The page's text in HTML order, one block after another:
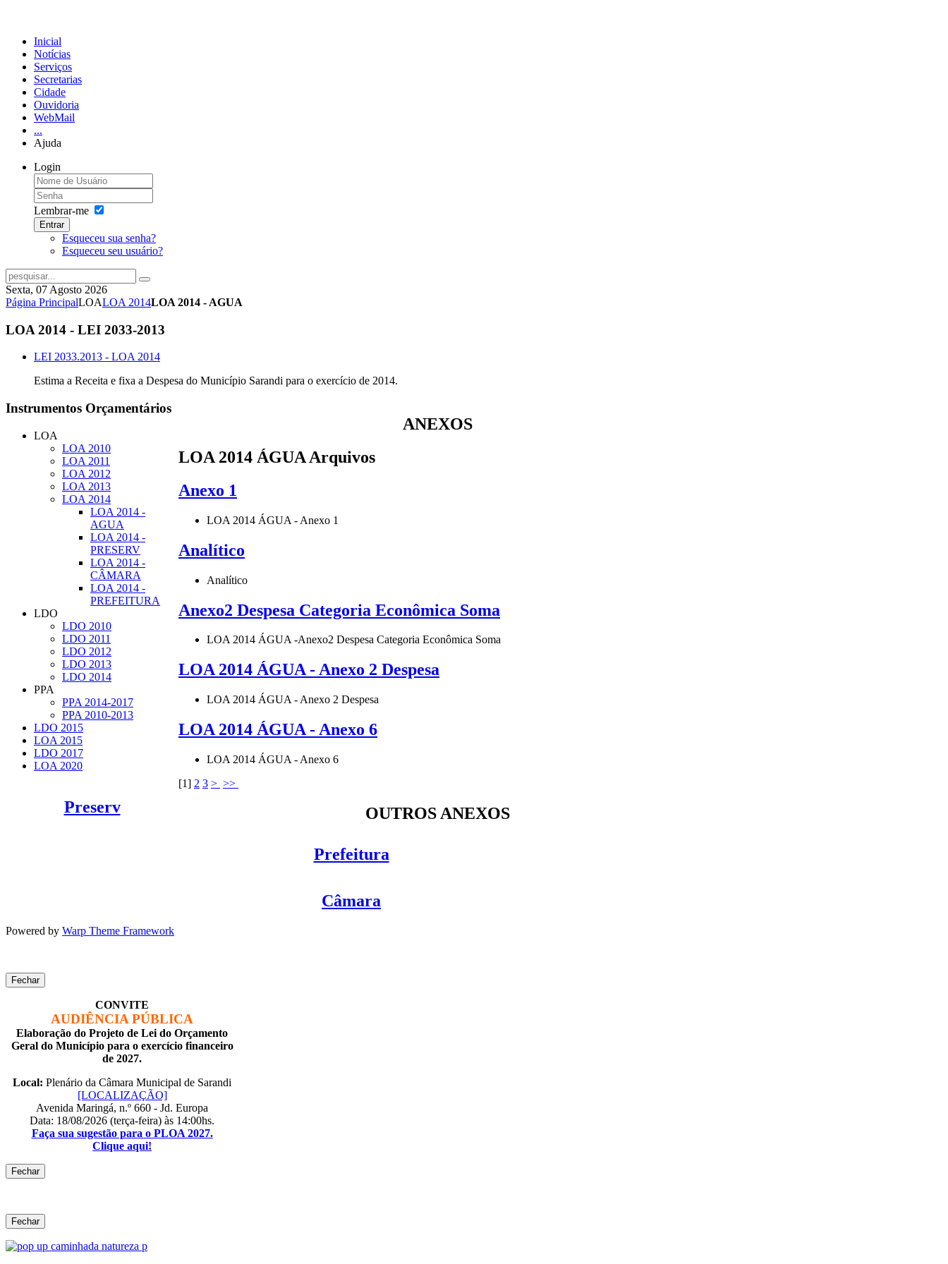
Inicial
Notícias
Serviços
Secretarias
Cidade
Ouvidoria
WebMail
...
Ajuda
Login
Lembrar-me
Entrar
Esqueceu sua senha?
Esqueceu seu usuário?
Sexta, 07 Agosto 2026
Página PrincipalLOALOA 2014LOA 2014 - AGUA
LOA 2014 - LEI 2033-2013
LEI 2033.2013 - LOA 2014
Estima a Receita e fixa a Despesa do Município Sarandi para o exercício de 2014.
ANEXOS
LOA 2014 ÁGUA Arquivos
Anexo 1
LOA 2014 ÁGUA - Anexo 1
Analítico
Analítico
Anexo2 Despesa Categoria Econômica Soma
LOA 2014 ÁGUA -Anexo2 Despesa Categoria Econômica Soma
LOA 2014 ÁGUA - Anexo 2 Despesa
LOA 2014 ÁGUA - Anexo 2 Despesa
LOA 2014 ÁGUA - Anexo 6
LOA 2014 ÁGUA - Anexo 6
[1] 2 3 > >>
OUTROS ANEXOS
Instrumentos Orçamentários
LOA
LOA 2010
LOA 2011
LOA 2012
LOA 2013
LOA 2014
LOA 2014 -
AGUA
LOA 2014 -
PRESERV
LOA 2014 -
CÂMARA
LOA 2014 -
PREFEITURA
LDO
LDO 2010
LDO 2011
LDO 2012
LDO 2013
LDO 2014
PPA
PPA 2014-2017
PPA 2010-2013
LDO 2015
LOA 2015
LDO 2017
LOA 2020
Preserv
Prefeitura
Câmara
Powered by Warp Theme Framework
Fechar
CONVITE
AUDIÊNCIA PÚBLICA
Elaboração do Projeto de Lei do Orçamento
Geral do Município para o exercício financeiro
de 2027.
Local: Plenário da Câmara Municipal de Sarandi
[LOCALIZAÇÃO]
Avenida Maringá, n.º 660 - Jd. Europa
Data: 18/08/2026 (terça-feira) às 14:00hs.
Faça sua sugestão para o PLOA 2027.
Clique aqui!
Fechar
Fechar